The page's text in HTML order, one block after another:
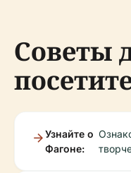
Советы
Узнайте о
Фагоне: